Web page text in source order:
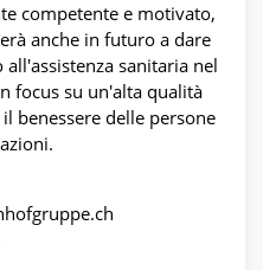
competente e motivato,
anche in futuro a dare
sanitaria nel
focus su un'alta qualità
benessere delle persone